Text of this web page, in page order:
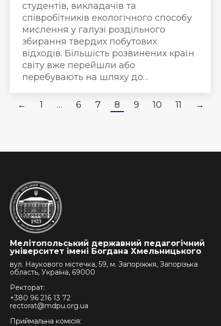
студентів, викладачів та
співробітників екологічного способу
мислення у галузі роздільного
збирання твердих побутових
відходів. Більшість розвинених країн
світу вже перейшли або
перебувають на шляху до…
← 1 … 6 7 8 9 10 11 →
Мелітопольський державний педагогічний
університет імені Богдана Хмельницького
вул. Наукового містечка, 59, м. Запоріжжя, Запорізька
область, Україна, 69000
Ректорат:
+380 96 216 13 72
rectorat@mdpu.org.ua
Приймальна комісія: